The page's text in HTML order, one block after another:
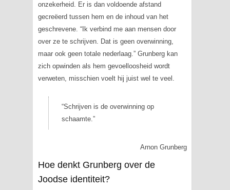
onzekerheid. Er is dan voldoende afstand
gecreëerd tussen hem en de inhoud van het
geschrevene. “Ik verbind me aan mensen door
over ze te schrijven. Dat is geen overwinning,
maar ook geen totale nederlaag.” Grunberg kan
zich opwinden als hem gevoelloosheid wordt
verweten, misschien voelt hij juist wel te veel.
“Schrijven is de overwinning op
schaamte.”
Arnon Grunberg
Hoe denkt Grunberg over de
Joodse identiteit?